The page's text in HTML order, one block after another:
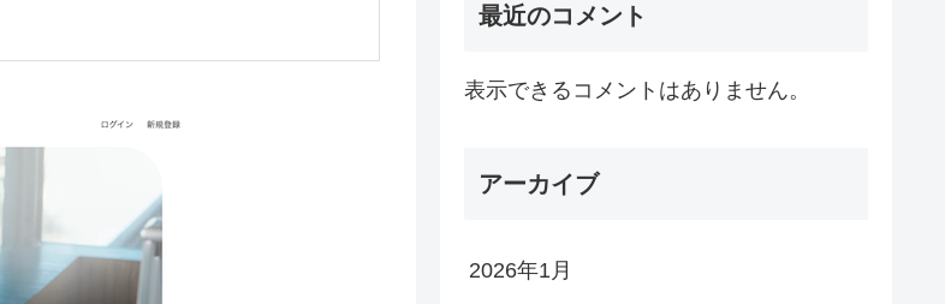
最近のコメント
表示できるコメントはありません。
アーカイブ
2026年1月